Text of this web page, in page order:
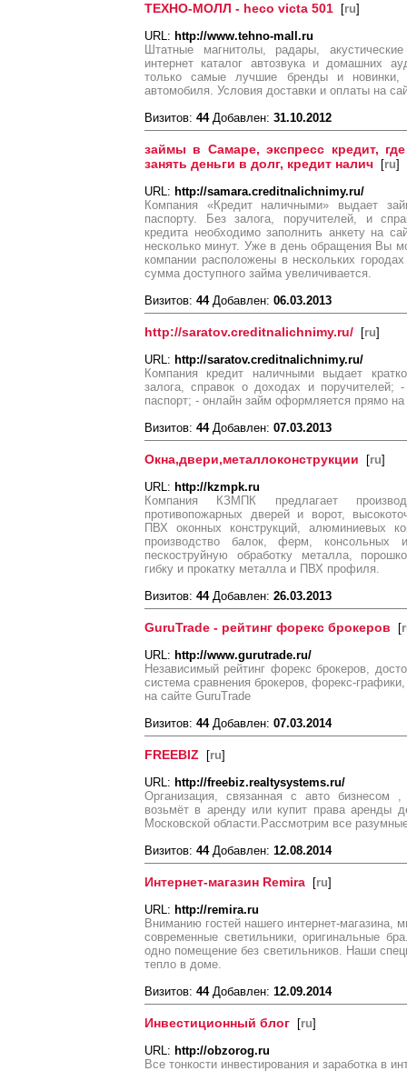
ТЕХНО-МОЛЛ - heco victa 501 [ru]
URL: http://www.tehno-mall.ru
Штатные магнитолы, радары,
интернет каталог автозвука и домашних
только самые лучшие бренды и
автомобиля. Условия доставки и оплаты на
Визитов: 44Добавлен: 31.10.2012
займы в Самаре, экспресс кредит,
занять деньги в долг, кредит налич [ru]
URL: http://samara.creditnalichnimy.ru/
Компания «Кредит наличными» выдает
паспорту. Без залога, поручителей, и
кредита необходимо заполнить анкету на
несколько минут. Уже в день обращения Вы
компании расположены в нескольких
сумма доступного займа увеличивается.
Визитов: 44Добавлен: 06.03.2013
http://saratov.creditnalichnimy.ru/ [ru]
URL: http://saratov.creditnalichnimy.ru/
Компания кредит наличными выдает
залога, справок о доходах и поручителей;
паспорт; - онлайн займ оформляется прямо на
Визитов: 44Добавлен: 07.03.2013
Окна,двери,металлоконструкции [ru]
URL: http://kzmpk.ru
Компания КЗМПК предлагает
противопожарных дверей и ворот,
ПВХ оконных конструкций, алюминиевых
производство балок, ферм, консольных
пескоструйную обработку металла,
гибку и прокатку металла и ПВХ профиля.
Визитов: 44Добавлен: 26.03.2013
GuruTrade - рейтинг форекс брокеров [
URL: http://www.gurutrade.ru/
Независимый рейтинг форекс брокеров,
система сравнения брокеров, форекс-
на сайте GuruTrade
Визитов: 44Добавлен: 07.03.2014
FREEBIZ [ru]
URL: http://freebiz.realtysystems.ru/
Организация, связанная с авто бизнесом
возьмёт в аренду или купит права аренды
Московской области.Рассмотрим все
Визитов: 44Добавлен: 12.08.2014
Интернет-магазин Remira [ru]
URL: http://remira.ru
Вниманию гостей нашего интернет-
современные светильники, оригинальные
одно помещение без светильников. Наши
тепло в доме.
Визитов: 44Добавлен: 12.09.2014
Инвестиционный блог [ru]
URL: http://obzorog.ru
Все тонкости инвестирования и заработка в